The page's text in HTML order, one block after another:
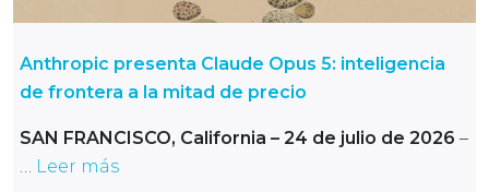
Anthropic presenta Claude Opus 5: inteligencia
de frontera a la mitad de precio
SAN FRANCISCO, California – 24 de julio de 2026 –
… Leer más